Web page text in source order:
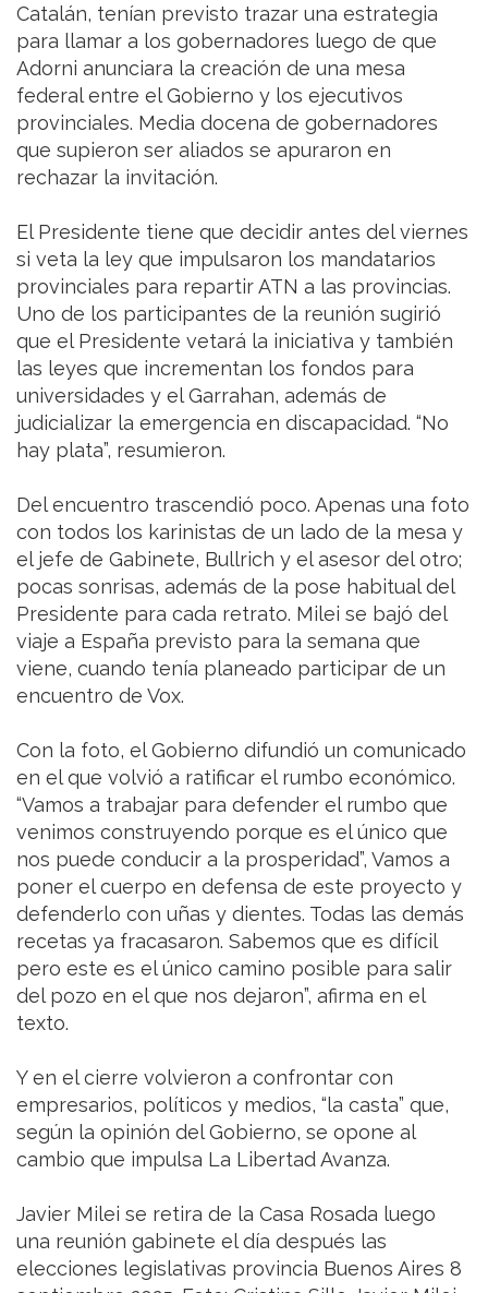
Catalán, tenían previsto trazar una estrategia
para llamar a los gobernadores luego de que
Adorni anunciara la creación de una mesa
federal entre el Gobierno y los ejecutivos
provinciales. Media docena de gobernadores
que supieron ser aliados se apuraron en
rechazar la invitación.
El Presidente tiene que decidir antes del viernes
si veta la ley que impulsaron los mandatarios
provinciales para repartir ATN a las provincias.
Uno de los participantes de la reunión sugirió
que el Presidente vetará la iniciativa y también
las leyes que incrementan los fondos para
universidades y el Garrahan, además de
judicializar la emergencia en discapacidad. “No
hay plata”, resumieron.
Del encuentro trascendió poco. Apenas una foto
con todos los karinistas de un lado de la mesa y
el jefe de Gabinete, Bullrich y el asesor del otro;
pocas sonrisas, además de la pose habitual del
Presidente para cada retrato. Milei se bajó del
viaje a España previsto para la semana que
viene, cuando tenía planeado participar de un
encuentro de Vox.
Con la foto, el Gobierno difundió un comunicado
en el que volvió a ratificar el rumbo económico.
“Vamos a trabajar para defender el rumbo que
venimos construyendo porque es el único que
nos puede conducir a la prosperidad”, Vamos a
poner el cuerpo en defensa de este proyecto y
defenderlo con uñas y dientes. Todas las demás
recetas ya fracasaron. Sabemos que es difícil
pero este es el único camino posible para salir
del pozo en el que nos dejaron”, afirma en el
texto.
Y en el cierre volvieron a confrontar con
empresarios, políticos y medios, “la casta” que,
según la opinión del Gobierno, se opone al
cambio que impulsa La Libertad Avanza.
Javier Milei se retira de la Casa Rosada luego
una reunión gabinete el día después las
elecciones legislativas provincia Buenos Aires 8